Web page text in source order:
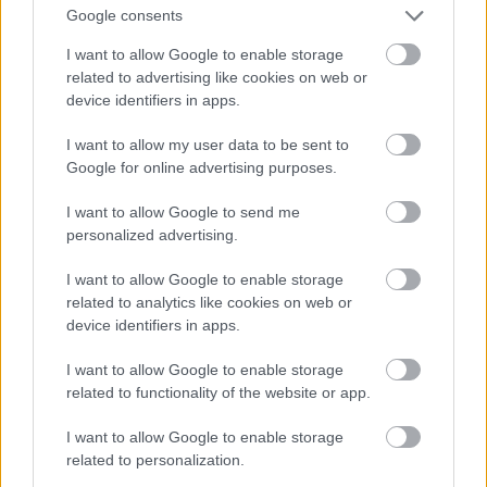
Google consents
I want to allow Google to enable storage
related to advertising like cookies on web or
device identifiers in apps.
I want to allow my user data to be sent to
Google for online advertising purposes.
I want to allow Google to send me
personalized advertising.
I want to allow Google to enable storage
related to analytics like cookies on web or
device identifiers in apps.
I want to allow Google to enable storage
related to functionality of the website or app.
I want to allow Google to enable storage
related to personalization.
kompaktums un detaļu pārdomātība. Turklāt kā
zemes stihijas pārstāvji Jaunavas harmoniski jūtas
dabas materiālu klātbūtnē. Vislabāk, ja mājas logi
Atcelt Ziņot